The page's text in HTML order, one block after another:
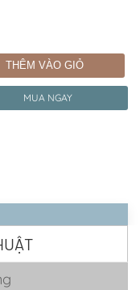
THÊM VÀO GIỎ
MUA NGAY